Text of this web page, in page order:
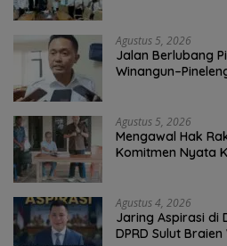
Agustus 5, 2026
Jalan Berlubang
Agustus 5, 2026
Mengawal Hak
Komitmen Nyata
Agustus 4, 2026
Jaring Aspirasi di
DPRD Sulut